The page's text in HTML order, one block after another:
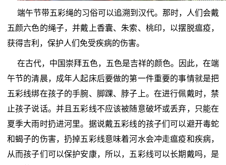
端午节带五彩绳的习俗可以追溯到汉代。那时，人们会戴
五颜六色的绳子，并戴上香囊、朱索、桃印，以摆脱瘟疫，
获得吉利，保护人们免受疾病的伤害。
在古代，中国崇拜五色，五色是吉祥的颜色。因此，在端
午节的清晨，成年人起床后要做的第一件重要的事情就是把
五彩线绑在孩子的手腕、脚踝、脖子上。在进行佩戴时，禁
止孩子说话。并且五彩线不应该被随意破坏或丢弃，只能在
夏季大雨时扔进河里。据说戴五彩线的孩子们可以避开毒蛇
和蝎子的伤害，扔掉五彩线意味着河水会冲走瘟疫和疾病，
从而孩子们可以保护安康，所以，五彩线可以长期戴吗，是